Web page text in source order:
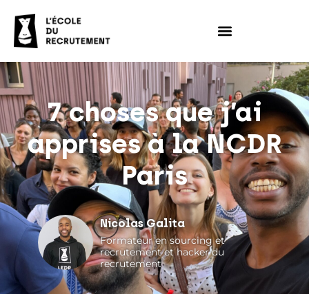
7 choses que j’ai
apprises à la NCDR
Paris
Nicolas Galita
Formateur en sourcing et
recrutement et hacker du
recrutement